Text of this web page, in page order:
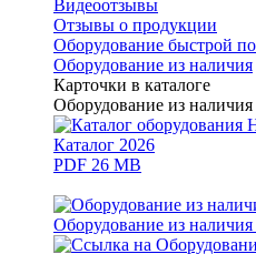
Видеоотзывы
Отзывы о продукции
Оборудование быстрой
Оборудование из наличия
Карточки в каталоге
Оборудование из наличия
Каталог 2026
PDF 26 MB
Оборудование из